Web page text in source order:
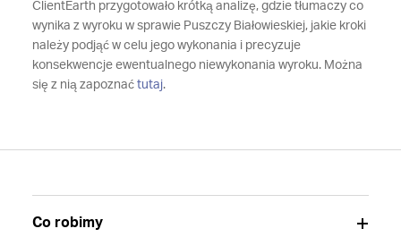
ClientEarth przygotowało krótką analizę, gdzie tłumaczy co
wynika z wyroku w sprawie Puszczy Białowieskiej, jakie kroki
należy podjąć w celu jego wykonania i precyzuje
konsekwencje ewentualnego niewykonania wyroku. Można
się z nią zapoznać tutaj.
Co robimy